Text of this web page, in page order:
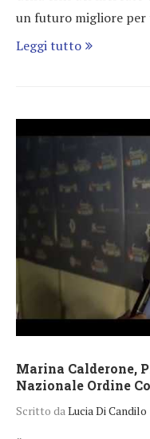
un futuro migliore
Leggi tutto
Marina Calderone,
Nazionale Ordine
Scritto daLucia Di Candilo